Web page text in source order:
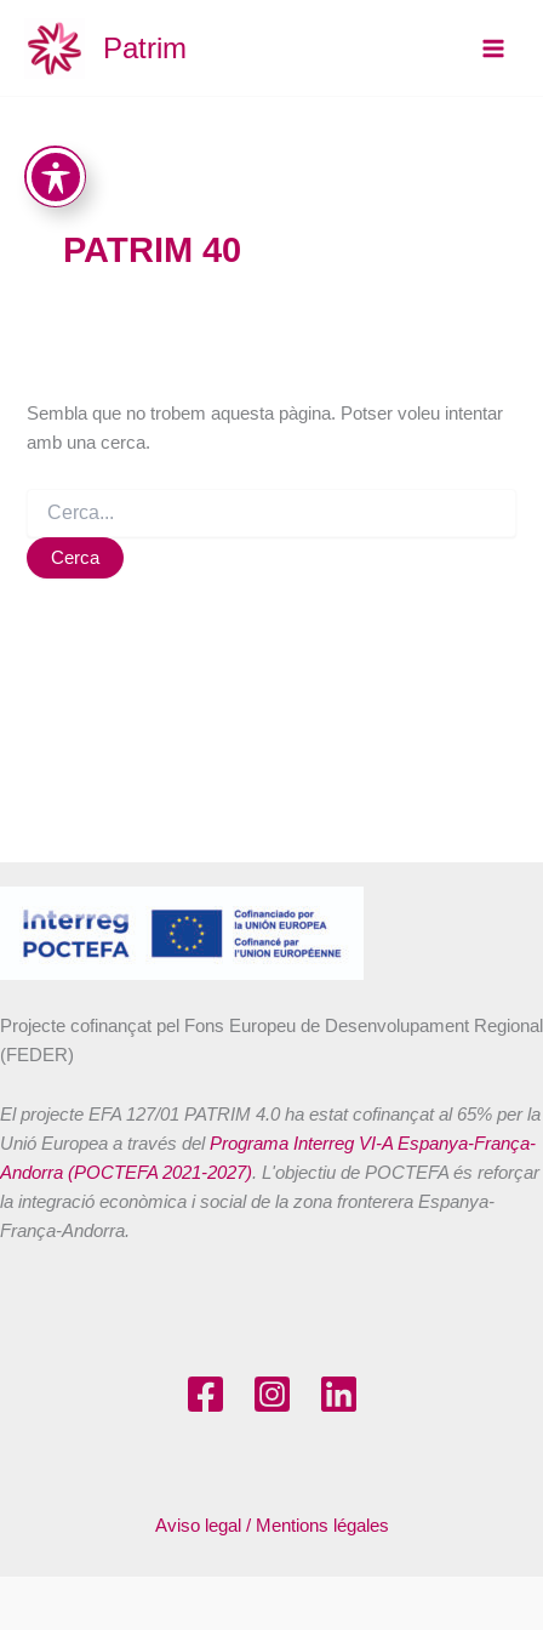
contingut
Patrim
PATRIM 40
Sembla que no trobem aquesta pàgina. Potser voleu intentar
amb una cerca.
Projecte cofinançat pel Fons Europeu de Desenvolupament Regional
(FEDER)
El projecte EFA 127/01 PATRIM 4.0 ha estat cofinançat al 65% per la
Unió Europea a través delPrograma Interreg VI-A Espanya-França-
Andorra (POCTEFA 2021-2027). L'objectiu de POCTEFA és reforçar
la integració econòmica i social de la zona fronterera Espanya-
França-Andorra.
Aviso legal / Mentions légales